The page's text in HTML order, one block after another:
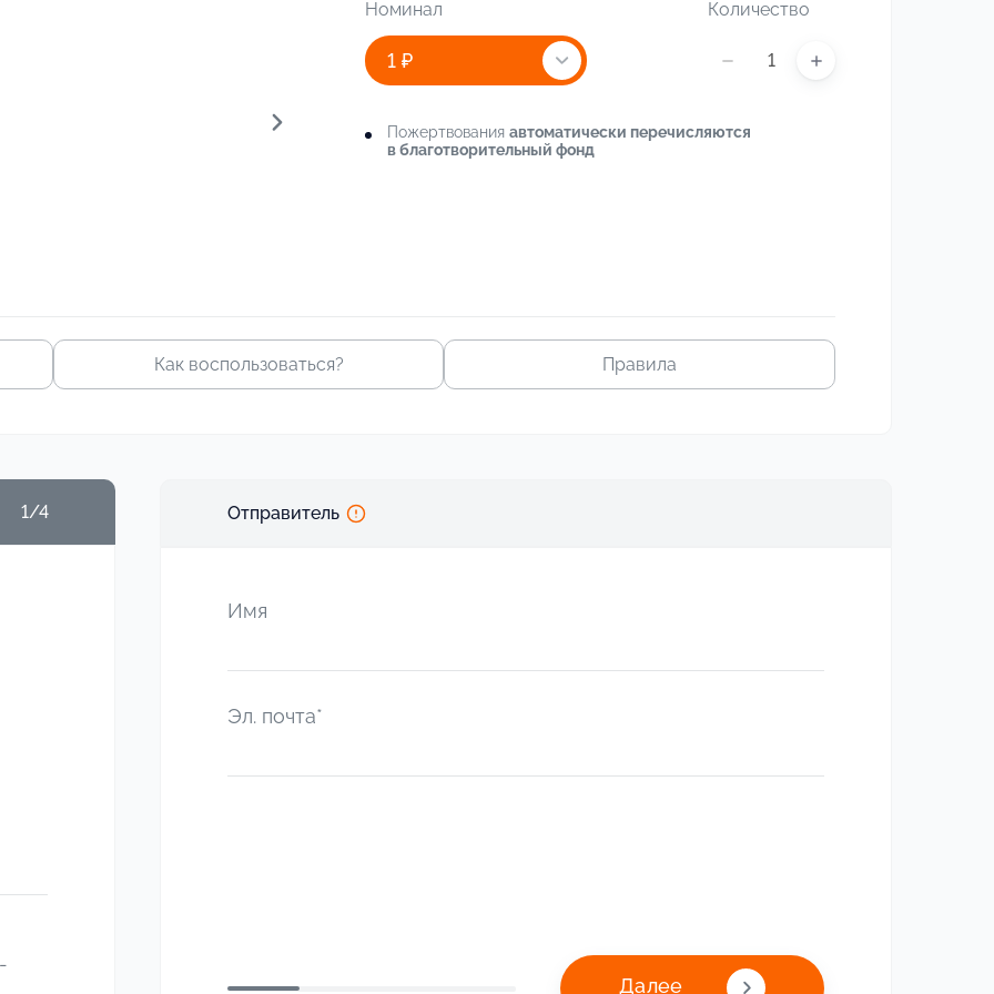
Номинал
1 ₽
Количество
Пожертвования автоматически перечисляются
в благотворительный фонд
Как воспользоваться? Правила
1/4 Отправитель
Имя
Эл. почта*
Далее